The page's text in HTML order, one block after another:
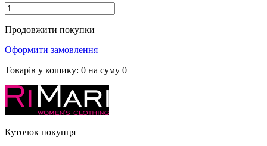
Продовжити покупки
Оформити замовлення
Товарів у кошику: 0 на суму 0
Куточок покупця